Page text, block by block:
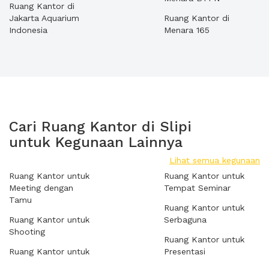
Ruang Kantor di
Jakarta Aquarium
Indonesia
Ruang Kantor di
Menara 165
Cari Ruang Kantor di Slipi
untuk Kegunaan Lainnya
Lihat semua kegunaan
Ruang Kantor untuk
Meeting dengan
Tamu
Ruang Kantor untuk
Shooting
Ruang Kantor untuk
Ruang Kantor untuk
Tempat Seminar
Ruang Kantor untuk
Serbaguna
Ruang Kantor untuk
Presentasi